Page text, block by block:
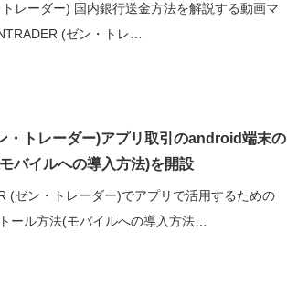
レーダー) 国内銀行送金方法を解説する動画マ
(ゼン・トレ…
・トレーダー)アプリ取引のandroid端末の
バイルへの導入方法)を開設
(ゼン・トレーダー)でアプリで活用するための
ール方法(モバイルへの導入方法…